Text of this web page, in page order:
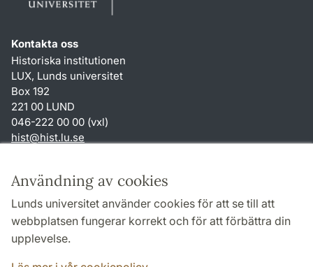
Användning av cookies
Lunds universitet använder cookies för att se till att
webbplatsen fungerar korrekt och för att förbättra din
upplevelse.
Kontakta oss
Historiska institutionen
LUX, Lunds universitet
Box 192
221 00 LUND
046-222 00 00 (vxl)
hist@hist.lu.se
Genvägar
Om webbplatsen och cookies
Behandling av personuppgifter
Tillgänglighetsredogörelse